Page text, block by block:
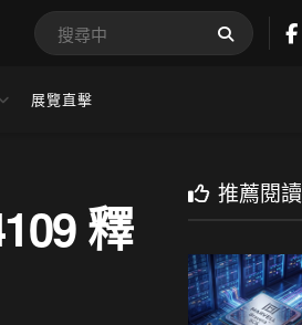
展覽直擊
釋
推薦閱讀